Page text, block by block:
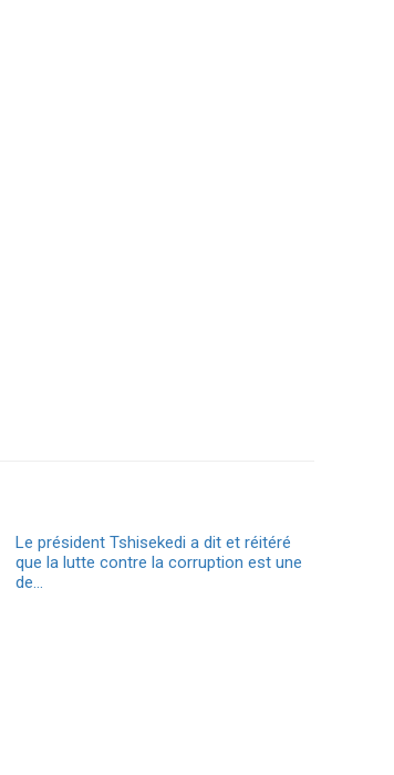
Le président Tshisekedi a dit et réitéré
que la lutte contre la corruption est une
de…